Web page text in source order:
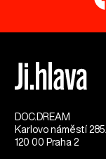
DOC.DREAM​
Karlovo náměstí
120 00 Praha 2